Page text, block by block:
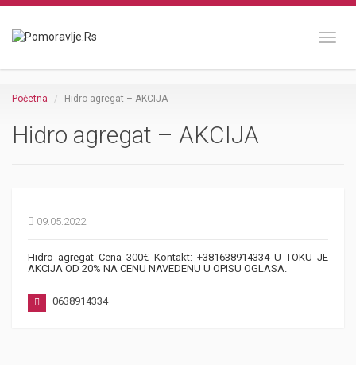
Početna Hidro agregat – AKCIJA
Hidro agregat – AKCIJA
09.05.2022
Hidro agregat Cena 300€ Kontakt: +381638914334 U TOKU JE
AKCIJA OD 20% NA CENU NAVEDENU U OPISU OGLASA.
0638914334